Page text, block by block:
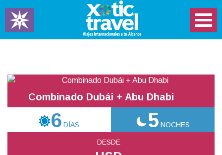
Combinado Dubái + Abu Dhabi
6 DÍAS 5 NOCHES
DESDE